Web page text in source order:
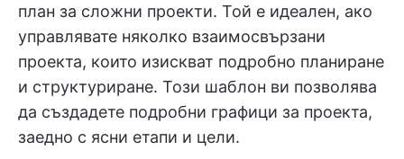
план за сложни проекти. Той е идеален, ако
управлявате няколко взаимосвързани
проекта, които изискват подробно планиране
и структуриране. Този шаблон ви позволява
да създадете подробни графици за проекта,
заедно с ясни етапи и цели.